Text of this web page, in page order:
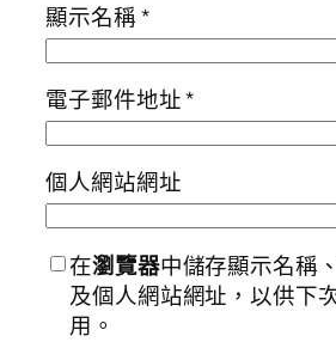
顯示名稱*
電子郵件地址*
個人網站網址
在瀏覽器中儲存顯示名稱
及個人網站網址，以供下
用。